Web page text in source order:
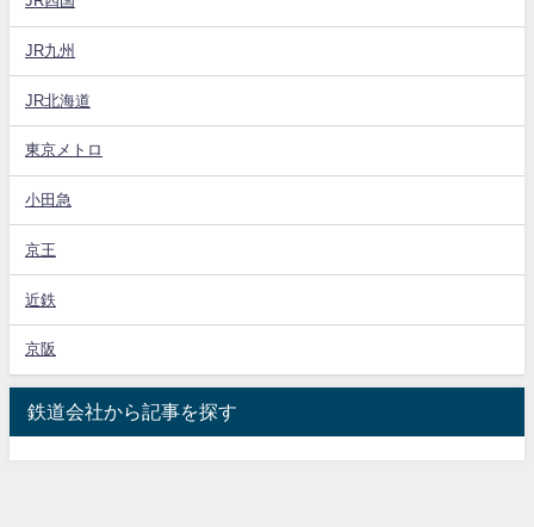
JR九州
JR北海道
東京メトロ
小田急
京王
近鉄
京阪
鉄道会社から記事を探す